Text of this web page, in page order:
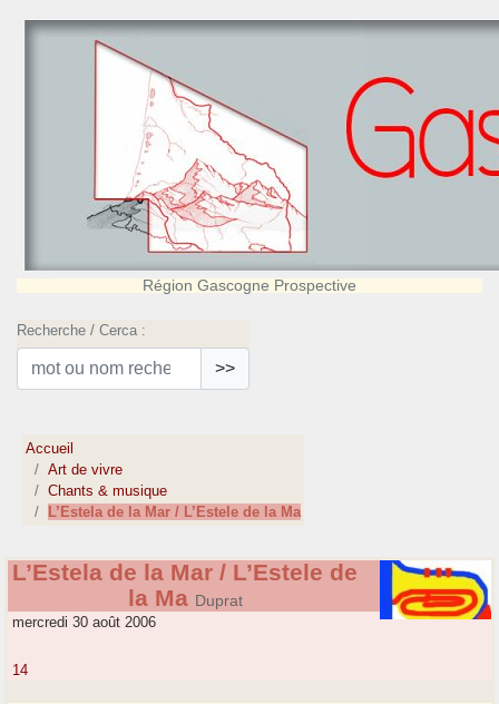
Région Gascogne Prospective
Recherche / Cerca :
>>
Accueil
Art de vivre
Chants & musique
L’Estela de la Mar / L’Estele de la Ma
L’Estela de la Mar / L’Estele de
la Ma Duprat
mercredi 30 août 2006
14